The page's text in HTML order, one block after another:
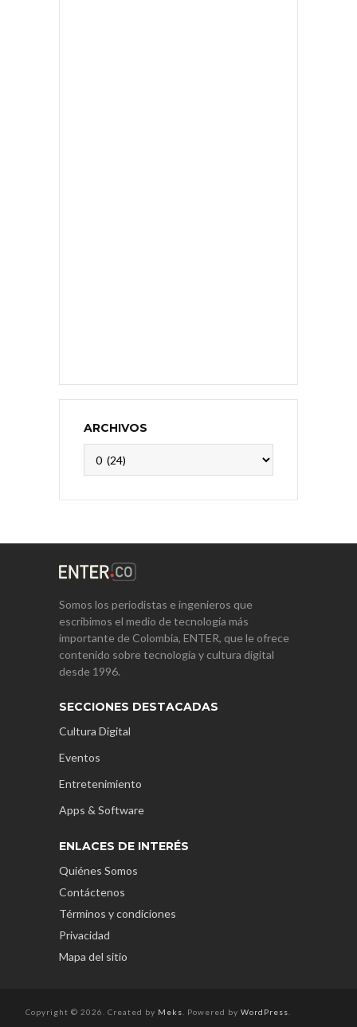
ARCHIVOS
Somos los periodistas e ingenieros que
escribimos el medio de tecnología más
importante de Colombia, ENTER, que le ofrece
contenido sobre tecnología y cultura digital
desde 1996.
SECCIONES DESTACADAS
Cultura Digital
Eventos
Entretenimiento
Apps & Software
ENLACES DE INTERÉS
Quiénes Somos
Contáctenos
Términos y condiciones
Privacidad
Mapa del sitio
Copyright © 2026. Created by Meks . Powered by WordPress